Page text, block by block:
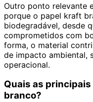
Outro ponto relevante
porque o papel kraft
biodegradável, desde
comprometidos com
forma, o material
de impacto ambiental,
operacional.
Quais as
branco?